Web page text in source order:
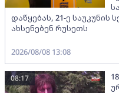
დაწყებას, 21-ე
ახსენებენ რუსეთს
2026/08/08 13:08
08:17